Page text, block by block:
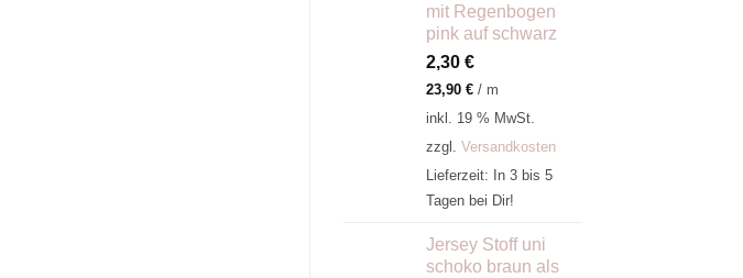
mit Regenbogen
pink auf schwarz
2,30 €
23,90 €/ m
inkl. 19 % MwSt.
zzgl. Versandkosten
Lieferzeit:
In 3 bis 5
Tagen bei Dir!
Jersey Stoff uni
schoko braun als